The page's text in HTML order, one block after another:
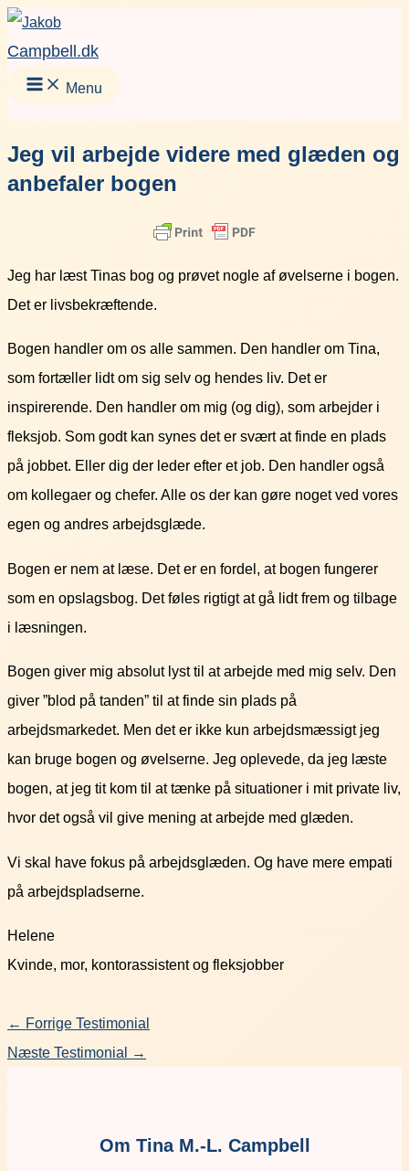
Gå
til
Campbell.dk
Menu
Jeg vil arbejde videre med glæden og
anbefaler bogen
Jeg har læst Tinas bog og prøvet nogle af øvelserne i bogen.
Det er livsbekræftende.
Bogen handler om os alle sammen. Den handler om Tina,
som fortæller lidt om sig selv og hendes liv. Det er
inspirerende. Den handler om mig (og dig), som arbejder i
fleksjob. Som godt kan synes det er svært at finde en plads
på jobbet. Eller dig der leder efter et job. Den handler også
om kollegaer og chefer. Alle os der kan gøre noget ved vores
egen og andres arbejdsglæde.
Bogen er nem at læse. Det er en fordel, at bogen fungerer
som en opslagsbog. Det føles rigtigt at gå lidt frem og tilbage
i læsningen.
Bogen giver mig absolut lyst til at arbejde med mig selv. Den
giver ”blod på tanden” til at finde sin plads på
arbejdsmarkedet. Men det er ikke kun arbejdsmæssigt jeg
kan bruge bogen og øvelserne. Jeg oplevede, da jeg læste
bogen, at jeg tit kom til at tænke på situationer i mit private liv,
hvor det også vil give mening at arbejde med glæden.
Vi skal have fokus på arbejdsglæden. Og have mere empati
på arbejdspladserne.
Helene
Kvinde, mor, kontorassistent og fleksjobber
← Forrige Testimonial
Næste Testimonial →
Om Tina M.-L. Campbell